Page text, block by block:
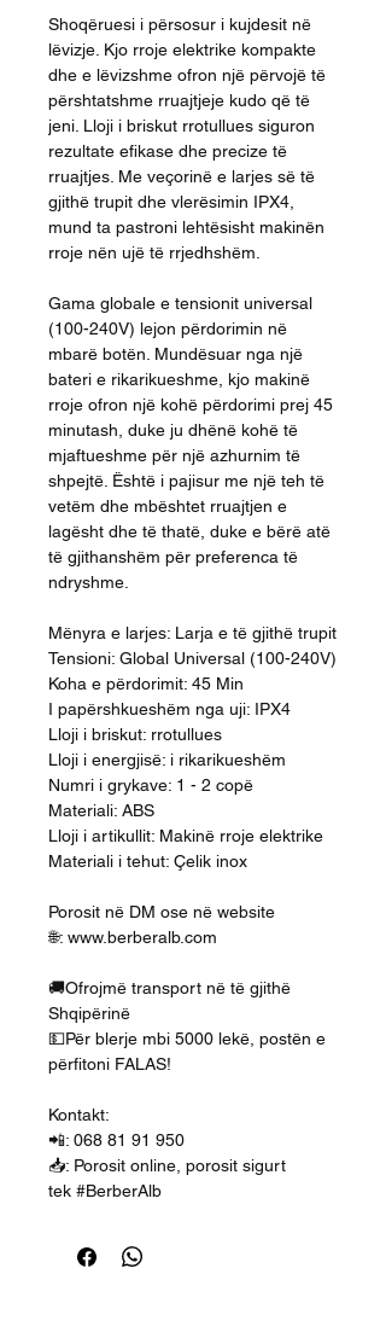
Shoqëruesi i përsosur i kujdesit në
lëvizje. Kjo rroje elektrike kompakte
dhe e lëvizshme ofron një përvojë të
përshtatshme rruajtjeje kudo që të
jeni. Lloji i briskut rrotullues siguron
rezultate efikase dhe precize të
rruajtjes. Me veçorinë e larjes së të
gjithë trupit dhe vlerësimin IPX4,
mund ta pastroni lehtësisht makinën
rroje nën ujë të rrjedhshëm.
Gama globale e tensionit universal
(100-240V) lejon përdorimin në
mbarë botën. Mundësuar nga një
bateri e rikarikueshme, kjo makinë
rroje ofron një kohë përdorimi prej 45
minutash, duke ju dhënë kohë të
mjaftueshme për një azhurnim të
shpejtë. Është i pajisur me një teh të
vetëm dhe mbështet rruajtjen e
lagësht dhe të thatë, duke e bërë atë
të gjithanshëm për preferenca të
ndryshme.
Mënyra e larjes: Larja e të gjithë trupit
Tensioni: Global Universal (100-240V)
Koha e përdorimit: 45 Min
I papërshkueshëm nga uji: IPX4
Lloji i briskut: rrotullues
Lloji i energjisë: i rikarikueshëm
Numri i grykave: 1 - 2 copë
Materiali: ABS
Lloji i artikullit: Makinë rroje elektrike
Materiali i tehut: Çelik inox
Porosit në DM ose në website
🌐: www.berberalb.com
🚚Ofrojmë transport në të gjithë
Shqipërinë
💵Për blerje mbi 5000 lekë, postën e
përfitoni FALAS!
Kontakt:
📲: 068 81 91 950
📥: Porosit online, porosit sigurt
tek #BerberAlb